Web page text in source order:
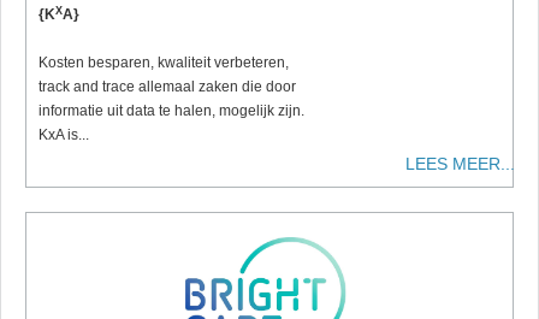
{KXA}
Kosten besparen, kwaliteit verbeteren,
track and trace allemaal zaken die door
informatie uit data te halen, mogelijk zijn.
KxA is...
LEES MEER...